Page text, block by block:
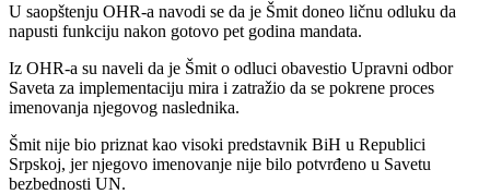
U saopštenju OHR-a navodi se da je Šmit doneo ličnu odluku da
napusti funkciju nakon gotovo pet godina mandata.
Iz OHR-a su naveli da je Šmit o odluci obavestio Upravni odbor
Saveta za implementaciju mira i zatražio da se pokrene proces
imenovanja njegovog naslednika.
Šmit nije bio priznat kao visoki predstavnik BiH u Republici
Srpskoj, jer njegovo imenovanje nije bilo potvrđeno u Savetu
bezbednosti UN.